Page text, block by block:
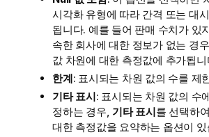
시각화 유형에 따라 간격 또는 대
됩니다. 예를 들어 판매 수치가 있
속한 회사에 대한 정보가 없는 경
값 차원에 대한 측정값에 추가됩니
한계: 표시되는 차원 값의 수를 제
기타 표시: 표시되는 차원 값의 수
정하는 경우, 기타 표시를 선택하
대한 측정값을 요약하는 옵션이